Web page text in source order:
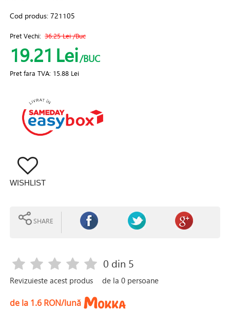
Cod produs:721105
Pret Vechi: 36.25 Lei/Buc
19.21Lei/BUC
Pret fara TVA: 15.88 Lei
WISHLIST
SHARE
Revizuieste acest produs
0 din 5
de la0 persoane
de la 1.6 RON/lună